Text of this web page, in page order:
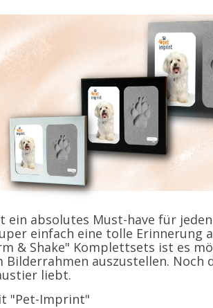
ein absolutes Must-have für
einfach eine tolle Erinnerung
& Shake" Komplettsets ist es
auszustellen. Noch
liebt.
"Pet-Imprint"